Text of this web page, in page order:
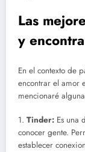
Las
y
En el contexto de
encontrar el amor
mencionaré
1. Tinder: Es una
conocer gente.
establecer